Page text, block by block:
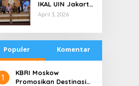
IKAL UIN Jakarta
NTB, Alumni UIN
April 3, 2026
Populer Komentar
1
​KBRI Moskow
Promosikan Destinasi